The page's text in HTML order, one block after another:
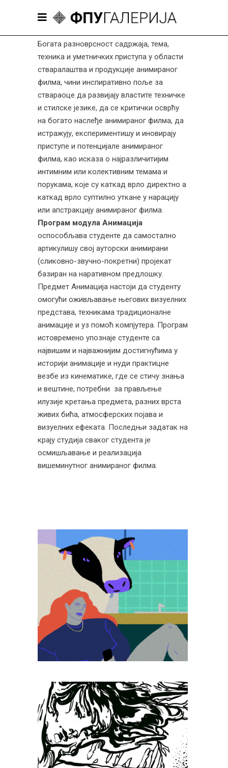
Богата разноврсност садржаја, тема,
техника и уметничких приступа у области
стваралаштва и продукције анимираног
филма, чини инспиративно поље за
ствараоце да развијају властите техничке
и стилске језике, да се критички осврћу
на богато наслеђе анимираног филма, да
истражују, експериментишу и иновирају
приступе и потенцијале анимираног
филма, као исказа о најразличитијим
интимним или колективним темама и
порукама, које су каткад врло директно а
каткад врло суптилно уткане у нарацију
или апстракцију анимираног филма.
Програм модула Анимација
оспособљава студенте да самостално
артикулишу свој ауторски анимирани
(сликовно-звучно-покретни) пројекат
базиран на наративном предлошку.
Предмет Анимација настоји да студенту
омогући оживљавање његових визуелних
представа, техникама традиционалне
анимације и уз помоћ компјутера. Програм
истовремено упознаје студенте са
највишим и најважнијим достигнућима у
историји анимације и нуди практицне
везбе из кинематике, где се стичу знања
и вештине, потребни за прављење
илузије кретања предмета, разних врста
живих бића, атмосферских појава и
визуелних ефеката. Последњи задатак на
крају студија сваког студента је
осмишљавање и реализација
вишеминутног анимираног филма.
Анимација
Наставник: мр Растко Ћирић,
ред.проф.
Сарадник: др ум. Ива Ћирић
Радови студената
Илустрација
Наставник: мр Растко Ћирић, ред.
проф.